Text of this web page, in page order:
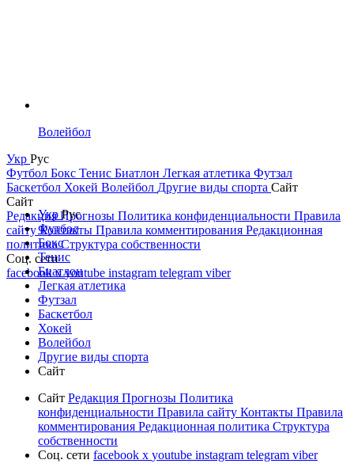
Волейбол
Укр Рус
Футбол Бокс Тенис Биатлон Легкая атлетика Футзал
Баскетбол Хокей Волейбол Другие виды спорта Сайт
Сайт
РедакцияПрогнозы Политика конфиденциальности Правила
сайтуКонтакты Правила комментирования Редакционная
политикаСтруктура собственности
Соц. сети
facebookxyoutube instagram telegram viber
УкрРус
Футбол
Бокс
Тенис
Биатлон
Легкая атлетика
Футзал
Баскетбол
Хокей
Волейбол
Другие виды спорта
Сайт
Сайт Редакция Прогнозы Политика
конфиденциальности Правила сайту Контакты Правила
комментирования Редакционная политика Структура
собственности
Соц. сети facebook x youtube instagram telegram viber